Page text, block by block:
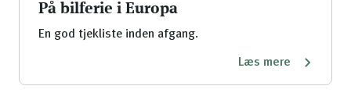
På bilferie i Europa
En god tjekliste inden afgang.
Læs mere